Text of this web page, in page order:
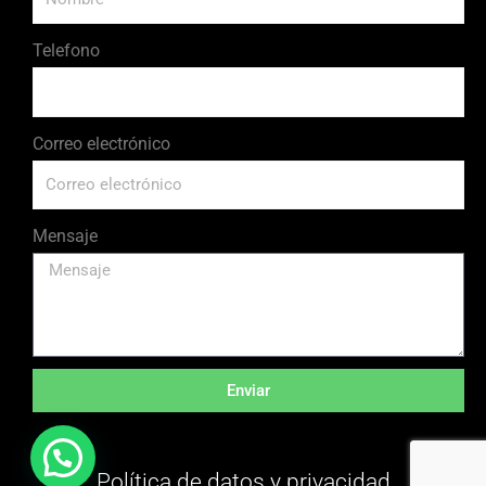
Telefono
Correo electrónico
Mensaje
Enviar